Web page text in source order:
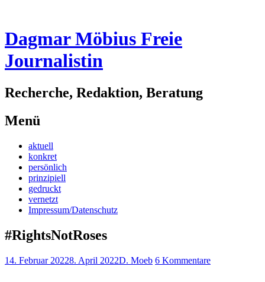
Dagmar Möbius Freie
Journalistin
Recherche, Redaktion, Beratung
Menü
Zum
Inhalt
springen
aktuell
konkret
persönlich
prinzipiell
gedruckt
vernetzt
Impressum/Datenschutz
#RightsNotRoses
14. Februar 20228. April 2022D. Moeb 6 Kommentare